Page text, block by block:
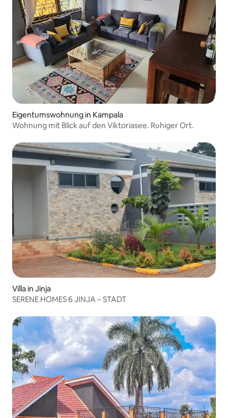
Eigentumswohnung in Kampala
Wohnung mit Blick auf den Viktoriasee. Ruhiger Ort.
Villa in Jinja
SERENE HOMES 6 JINJA – STADT